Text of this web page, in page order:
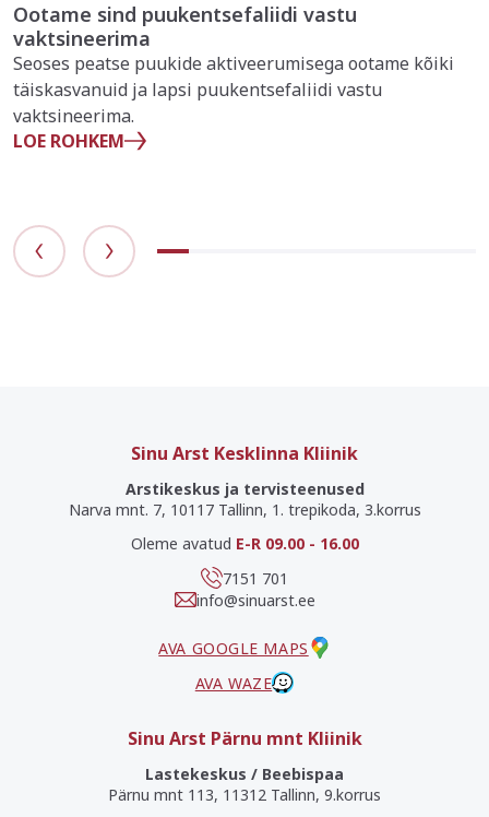
Ootame sind puukentsefaliidi vastu
vaktsineerima
Seoses peatse puukide aktiveerumisega ootame kõiki
täiskasvanuid ja lapsi puukentsefaliidi vastu
vaktsineerima.
LOE ROHKEM
Sinu Arst Kesklinna Kliinik
Arstikeskus ja tervisteenused
Narva mnt. 7, 10117 Tallinn, 1. trepikoda, 3.korrus
Oleme avatud E-R 09.00 - 16.00
7151 701
info@sinuarst.ee
AVA GOOGLE MAPS
AVA WAZE
Sinu Arst Pärnu mnt Kliinik
Lastekeskus / Beebispaa
Pärnu mnt 113, 11312 Tallinn, 9.korrus